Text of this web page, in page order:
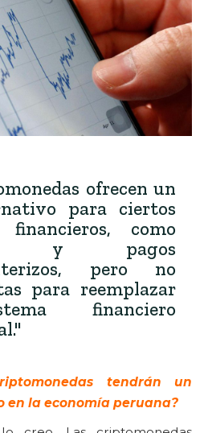
ofrecen un
para ciertos
financieros, como
y pagos
pero no
para reemplazar
financiero
tendrán un
la economía peruana?